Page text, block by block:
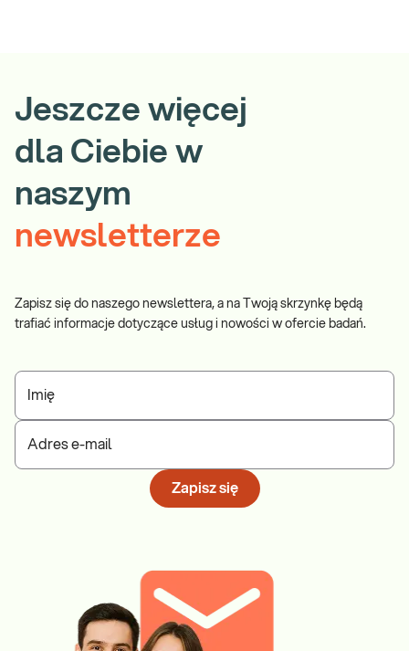
Jeszcze więcej
dla Ciebie w
naszym
newsletterze
Zapisz się do naszego newslettera, a na Twoją skrzynkę będą
trafiać informacje dotyczące usług i nowości w ofercie badań.
Imię
Adres e-mail
Zapisz się